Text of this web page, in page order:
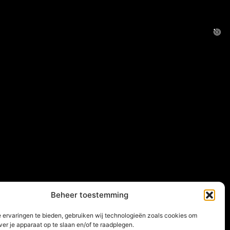
Beheer toestemming
ervaringen te bieden, gebruiken wij technologieën zoals cookies om
je apparaat op te slaan en/of te raadplegen.